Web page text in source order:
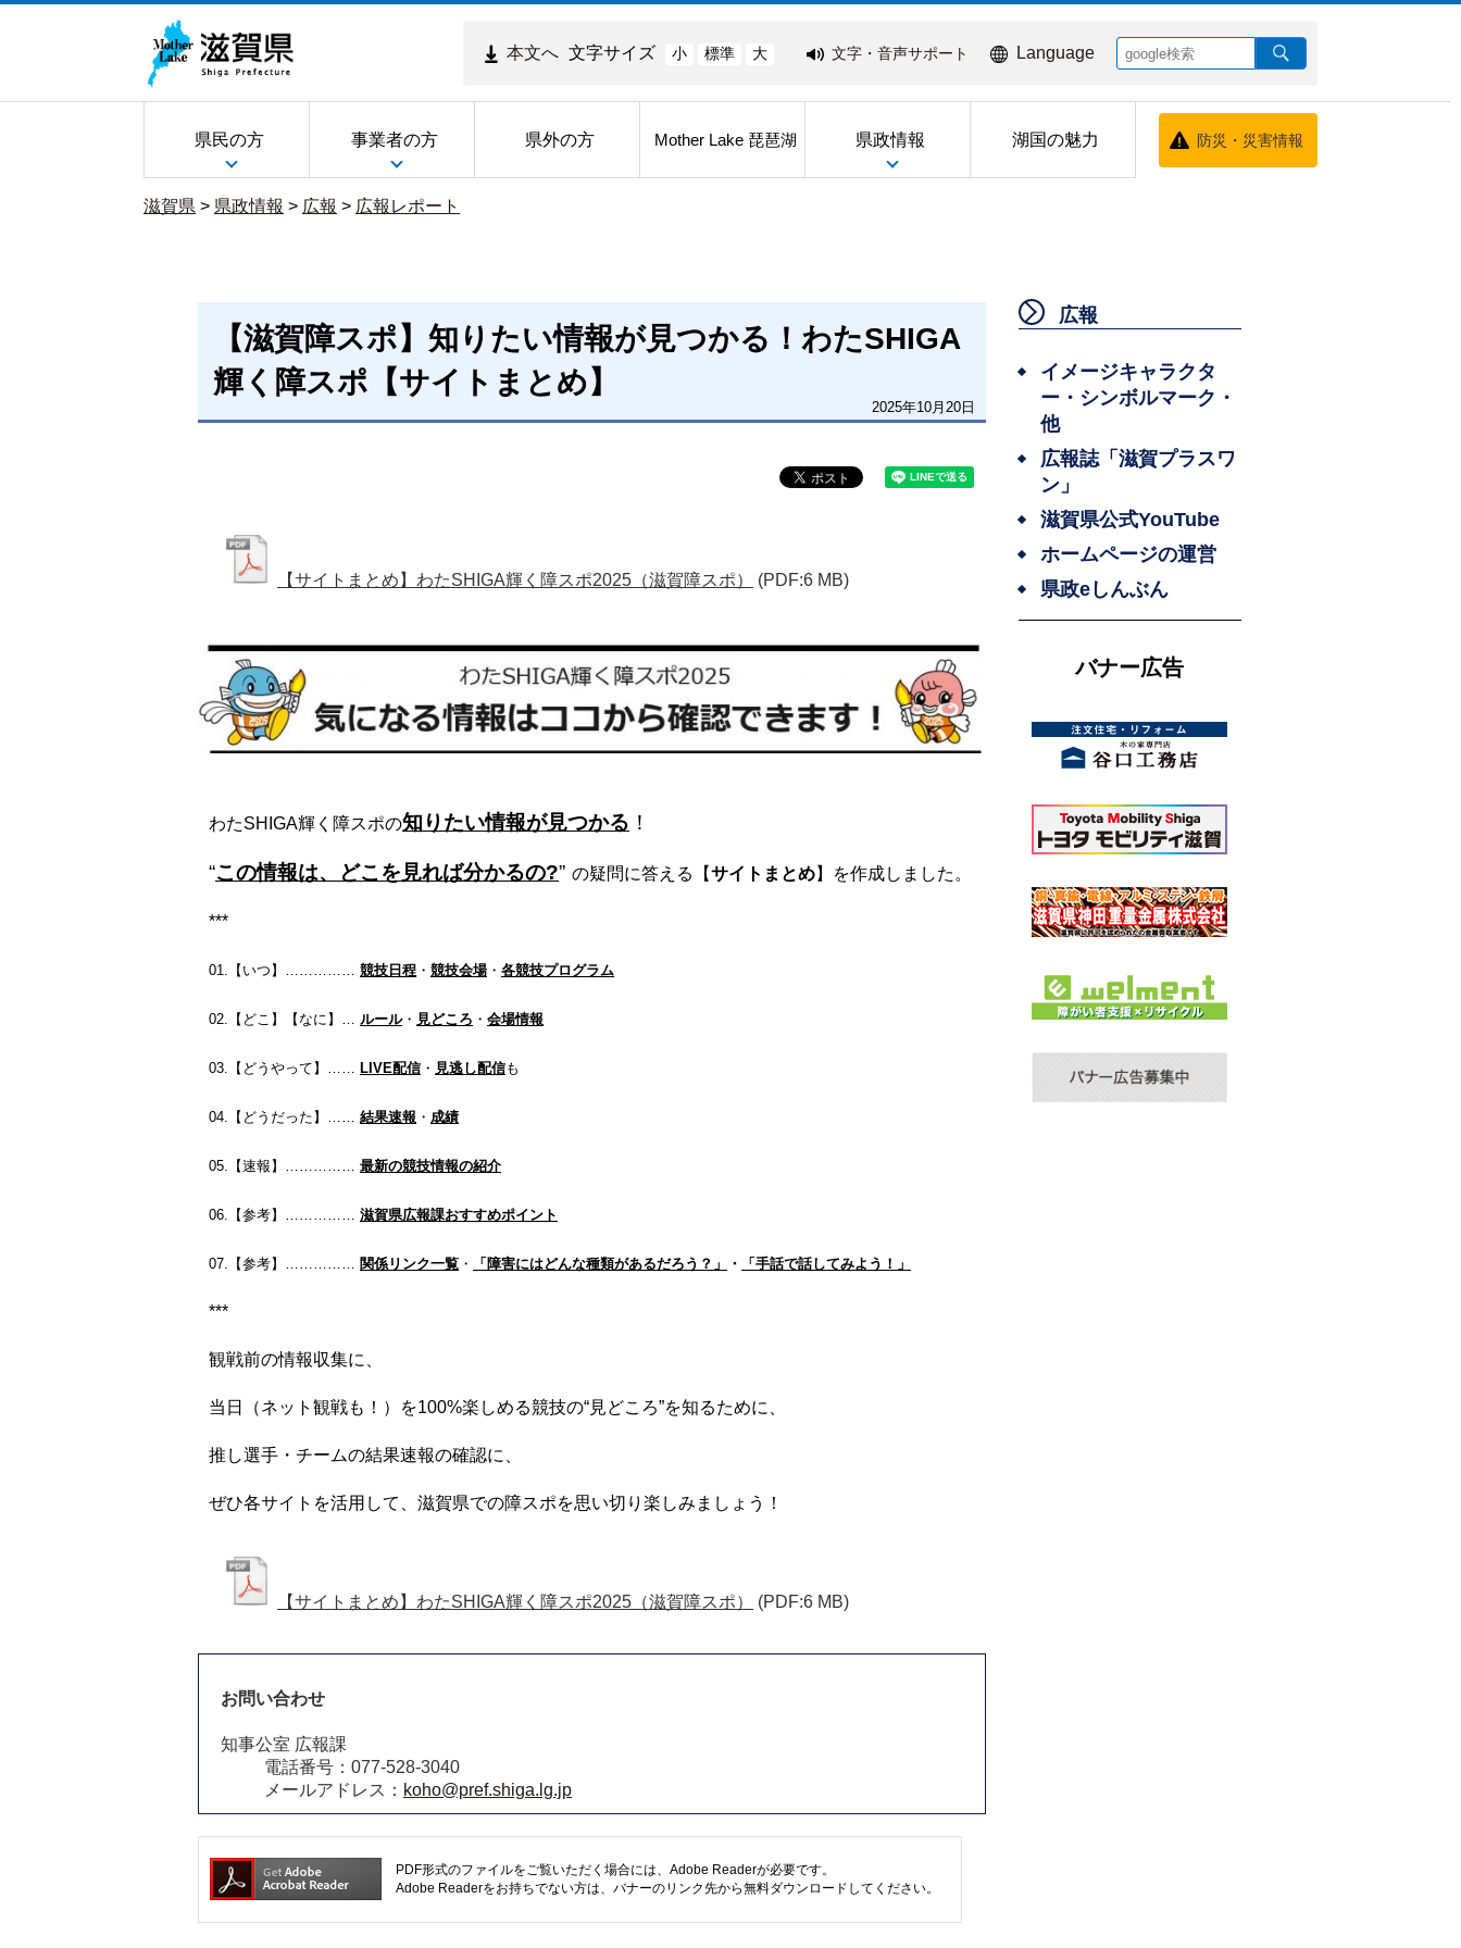
本文へ 文字サイズ 小 標準 大 文字・音声サポート Language
県民の方 事業者の方 県外の方 Mother Lake 琵琶湖 県政情報 湖国の魅力 防災・災害情報
滋賀県 > 県政情報 > 広報 > 広報レポート
【滋賀障スポ】知りたい情報が見つかる！わたSHIGA
輝く障スポ【サイトまとめ】
2025年10月20日
【サイトまとめ】わたSHIGA輝く障スポ2025（滋賀障スポ） (PDF:6 MB)
わたSHIGA輝く障スポの知りたい情報が見つかる ！
“この情報は、どこを見れば分かるの?” の疑問に答える【サイトまとめ】を作成しました。
***
01.【いつ】…………… 競技日程 ・ 競技会場・ 各競技プログラム
02.【どこ】【なに】… ルール・ 見どころ ・ 会場情報
03.【どうやって】…… LIVE配信・ 見逃し配信も
04.【どうだった】…… 結果速報 ・ 成績
05.【速報】…………… 最新の競技情報の紹介
06.【参考】…………… 滋賀県広報課おすすめポイント
07.【参考】…………… 関係リンク一覧 ・ 「障害にはどんな種類があるだろう？」 ・ 「手話で話してみよう！」
***
観戦前の情報収集に、
当日（ネット観戦も！）を100%楽しめる競技の“見どころ”を知るために、
推し選手・チームの結果速報の確認に、
ぜひ各サイトを活用して、滋賀県での障スポを思い切り楽しみましょう！
【サイトまとめ】わたSHIGA輝く障スポ2025（滋賀障スポ） (PDF:6 MB)
お問い合わせ
知事公室 広報課
電話番号：077-528-3040
メールアドレス： koho@pref.shiga.lg.jp
PDF形式のファイルをご覧いただく場合には、Adobe Readerが必要です。
Adobe Readerをお持ちでない方は、バナーのリンク先から無料ダウンロードしてください。
広報
イメージキャラクタ
ー・シンボルマーク・
他
広報誌「滋賀プラスワ
ン」
滋賀県公式YouTube
ホームページの運営
県政eしんぶん
バナー広告